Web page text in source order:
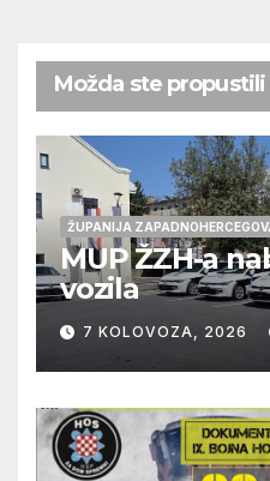
Možda ste propustili
ŽUPANIJA
MUP ŽZH-a
vozila
7 KOLOVOZA, 2026